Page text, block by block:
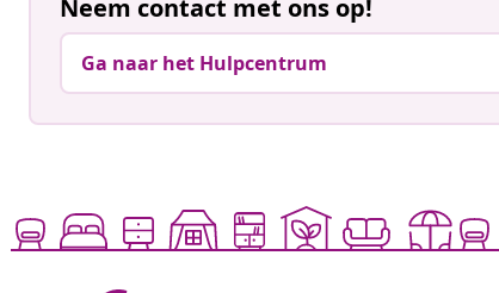
Neem contact met ons op!
Ga naar het Hulpcentrum